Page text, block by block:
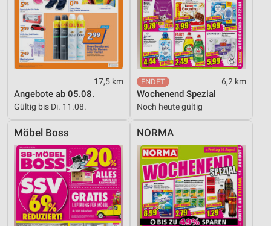
17,5 km
Angebote ab 05.08.
Gültig bis Di. 11.08.
6,2 km
Wochenend Spezial
Noch heute gültig
Möbel Boss NORMA